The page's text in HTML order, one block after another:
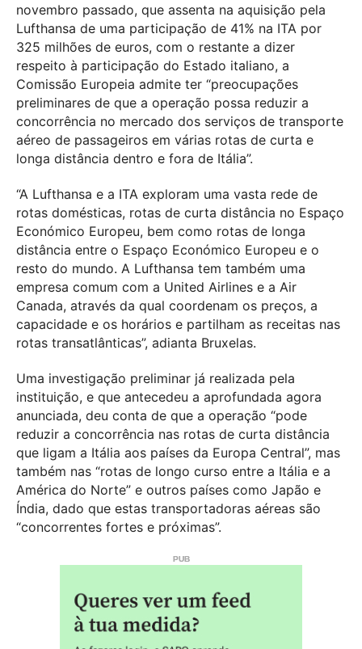
novembro passado, que assenta na aquisição pela
Lufthansa de uma participação de 41% na ITA por
325 milhões de euros, com o restante a dizer
respeito à participação do Estado italiano, a
Comissão Europeia admite ter “preocupações
preliminares de que a operação possa reduzir a
concorrência no mercado dos serviços de transporte
aéreo de passageiros em várias rotas de curta e
longa distância dentro e fora de Itália”.
“A Lufthansa e a ITA exploram uma vasta rede de
rotas domésticas, rotas de curta distância no Espaço
Económico Europeu, bem como rotas de longa
distância entre o Espaço Económico Europeu e o
resto do mundo. A Lufthansa tem também uma
empresa comum com a United Airlines e a Air
Canada, através da qual coordenam os preços, a
capacidade e os horários e partilham as receitas nas
rotas transatlânticas”, adianta Bruxelas.
Uma investigação preliminar já realizada pela
instituição, e que antecedeu a aprofundada agora
anunciada, deu conta de que a operação “pode
reduzir a concorrência nas rotas de curta distância
que ligam a Itália aos países da Europa Central”, mas
também nas “rotas de longo curso entre a Itália e a
América do Norte” e outros países como Japão e
Índia, dado que estas transportadoras aéreas são
“concorrentes fortes e próximas”.